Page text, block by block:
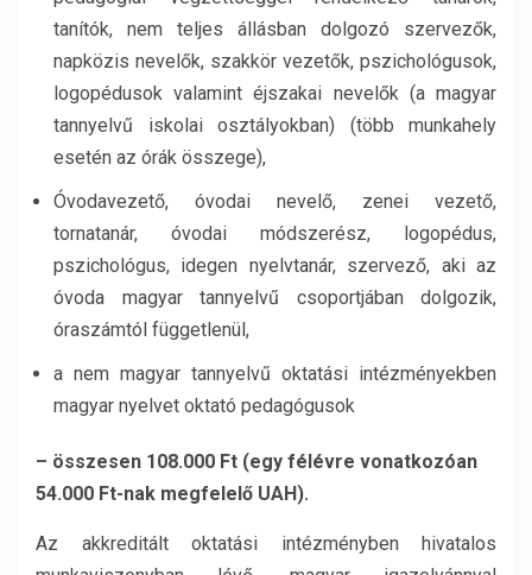
tanítók, nem teljes állásban dolgozó szervezők,
napközis nevelők, szakkör vezetők, pszichológusok,
logopédusok valamint éjszakai nevelők (a magyar
tannyelvű iskolai osztályokban) (több munkahely
esetén az órák összege),
Óvodavezető, óvodai nevelő, zenei vezető,
tornatanár, óvodai módszerész, logopédus,
pszichológus, idegen nyelvtanár, szervező, aki az
óvoda magyar tannyelvű csoportjában dolgozik,
óraszámtól függetlenül,
a nem magyar tannyelvű oktatási intézményekben
magyar nyelvet oktató pedagógusok
– összesen 108.000 Ft (egy félévre vonatkozóan
54.000 Ft-nak megfelelő UAH).
Az akkreditált oktatási intézményben hivatalos